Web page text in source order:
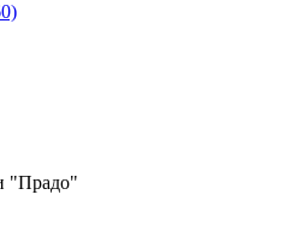
"Прадо"